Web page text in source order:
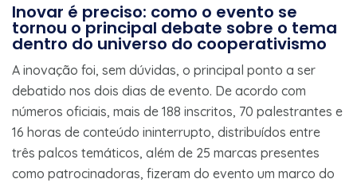
Inovar é preciso: como o evento se
tornou o principal debate sobre o tema
dentro do universo do cooperativismo
A inovação foi, sem dúvidas, o principal ponto a ser
debatido nos dois dias de evento. De acordo com
números oficiais, mais de 188 inscritos, 70 palestrantes e
16 horas de conteúdo ininterrupto, distribuídos entre
três palcos temáticos, além de 25 marcas presentes
como patrocinadoras, fizeram do evento um marco do